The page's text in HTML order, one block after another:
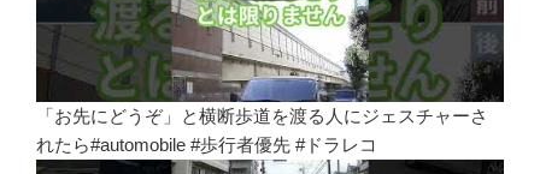
「お先にどうぞ」と横断歩道を渡る人にジェスチャーさ
れたら#automobile #歩行者優先 #ドラレコ